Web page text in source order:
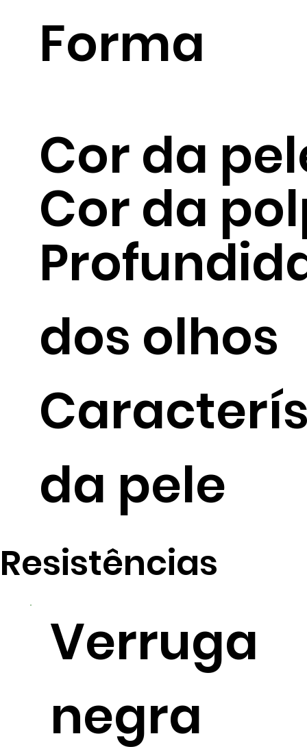
Forma
Cor da
Cor da
dos olhos
da pele
Resistências
Verruga
negra